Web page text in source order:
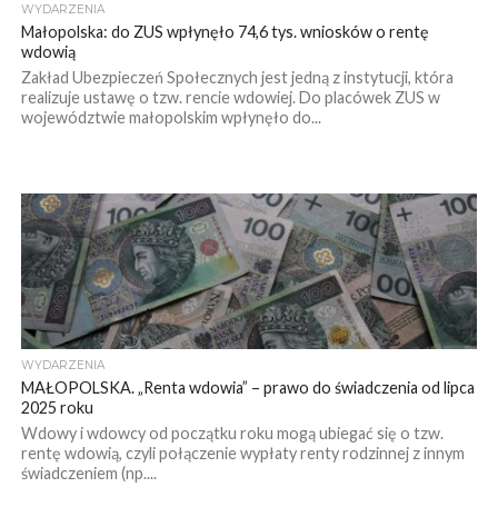
WYDARZENIA
Małopolska: do ZUS wpłynęło 74,6 tys. wniosków o rentę
wdowią
Zakład Ubezpieczeń Społecznych jest jedną z instytucji, która
realizuje ustawę o tzw. rencie wdowiej. Do placówek ZUS w
województwie małopolskim wpłynęło do...
WYDARZENIA
MAŁOPOLSKA. „Renta wdowia” – prawo do świadczenia od lipca
2025 roku
Wdowy i wdowcy od początku roku mogą ubiegać się o tzw.
rentę wdowią, czyli połączenie wypłaty renty rodzinnej z innym
świadczeniem (np....